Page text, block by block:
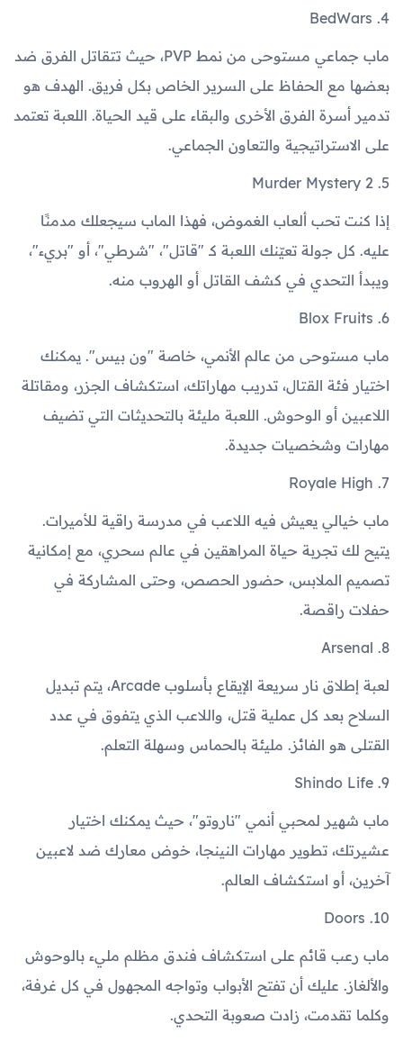
4. BedWars
ماب جماعي مستوحى من نمط PVP، حيث تتقاتل الفرق ضد
بعضها مع الحفاظ على السرير الخاص بكل فريق. الهدف هو
تدمير أسرة الفرق الأخرى والبقاء على قيد الحياة. اللعبة تعتمد
على الاستراتيجية والتعاون الجماعي.
5. Murder Mystery 2
إذا كنت تحب ألعاب الغموض، فهذا الماب سيجعلك مدمنًا
عليه. كل جولة تعيّنك اللعبة كـ "قاتل"، "شرطي"، أو "بريء"،
ويبدأ التحدي في كشف القاتل أو الهروب منه.
6. Blox Fruits
ماب مستوحى من عالم الأنمي، خاصة "ون بيس". يمكنك
اختيار فئة القتال، تدريب مهاراتك، استكشاف الجزر، ومقاتلة
اللاعبين أو الوحوش. اللعبة مليئة بالتحديثات التي تضيف
مهارات وشخصيات جديدة.
7. Royale High
ماب خيالي يعيش فيه اللاعب في مدرسة راقية للأميرات.
يتيح لك تجربة حياة المراهقين في عالم سحري، مع إمكانية
تصميم الملابس، حضور الحصص، وحتى المشاركة في
حفلات راقصة.
8. Arsenal
لعبة إطلاق نار سريعة الإيقاع بأسلوب Arcade، يتم تبديل
السلاح بعد كل عملية قتل، واللاعب الذي يتفوق في عدد
القتلى هو الفائز. مليئة بالحماس وسهلة التعلم.
9. Shindo Life
ماب شهير لمحبي أنمي "ناروتو"، حيث يمكنك اختيار
عشيرتك، تطوير مهارات النينجا، خوض معارك ضد لاعبين
آخرين، أو استكشاف العالم.
10. Doors
ماب رعب قائم على استكشاف فندق مظلم مليء بالوحوش
والألغاز. عليك أن تفتح الأبواب وتواجه المجهول في كل غرفة،
وكلما تقدمت، زادت صعوبة التحدي.